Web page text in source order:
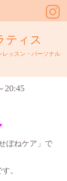
ティス
レッスン・パーソナル
20:45
ぼねケア」で
。